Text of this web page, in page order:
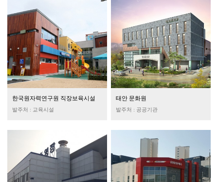
한국원자력연구원 직장보육시설
발주처 : 교육시설
태안 문화원
발주처 : 공공기관